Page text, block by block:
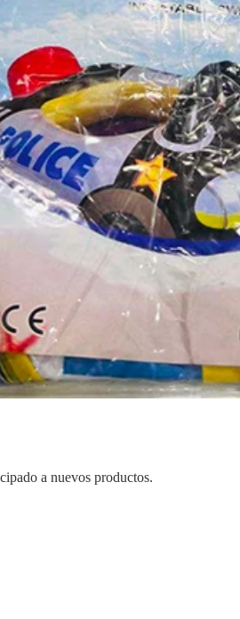
a nuevos productos.